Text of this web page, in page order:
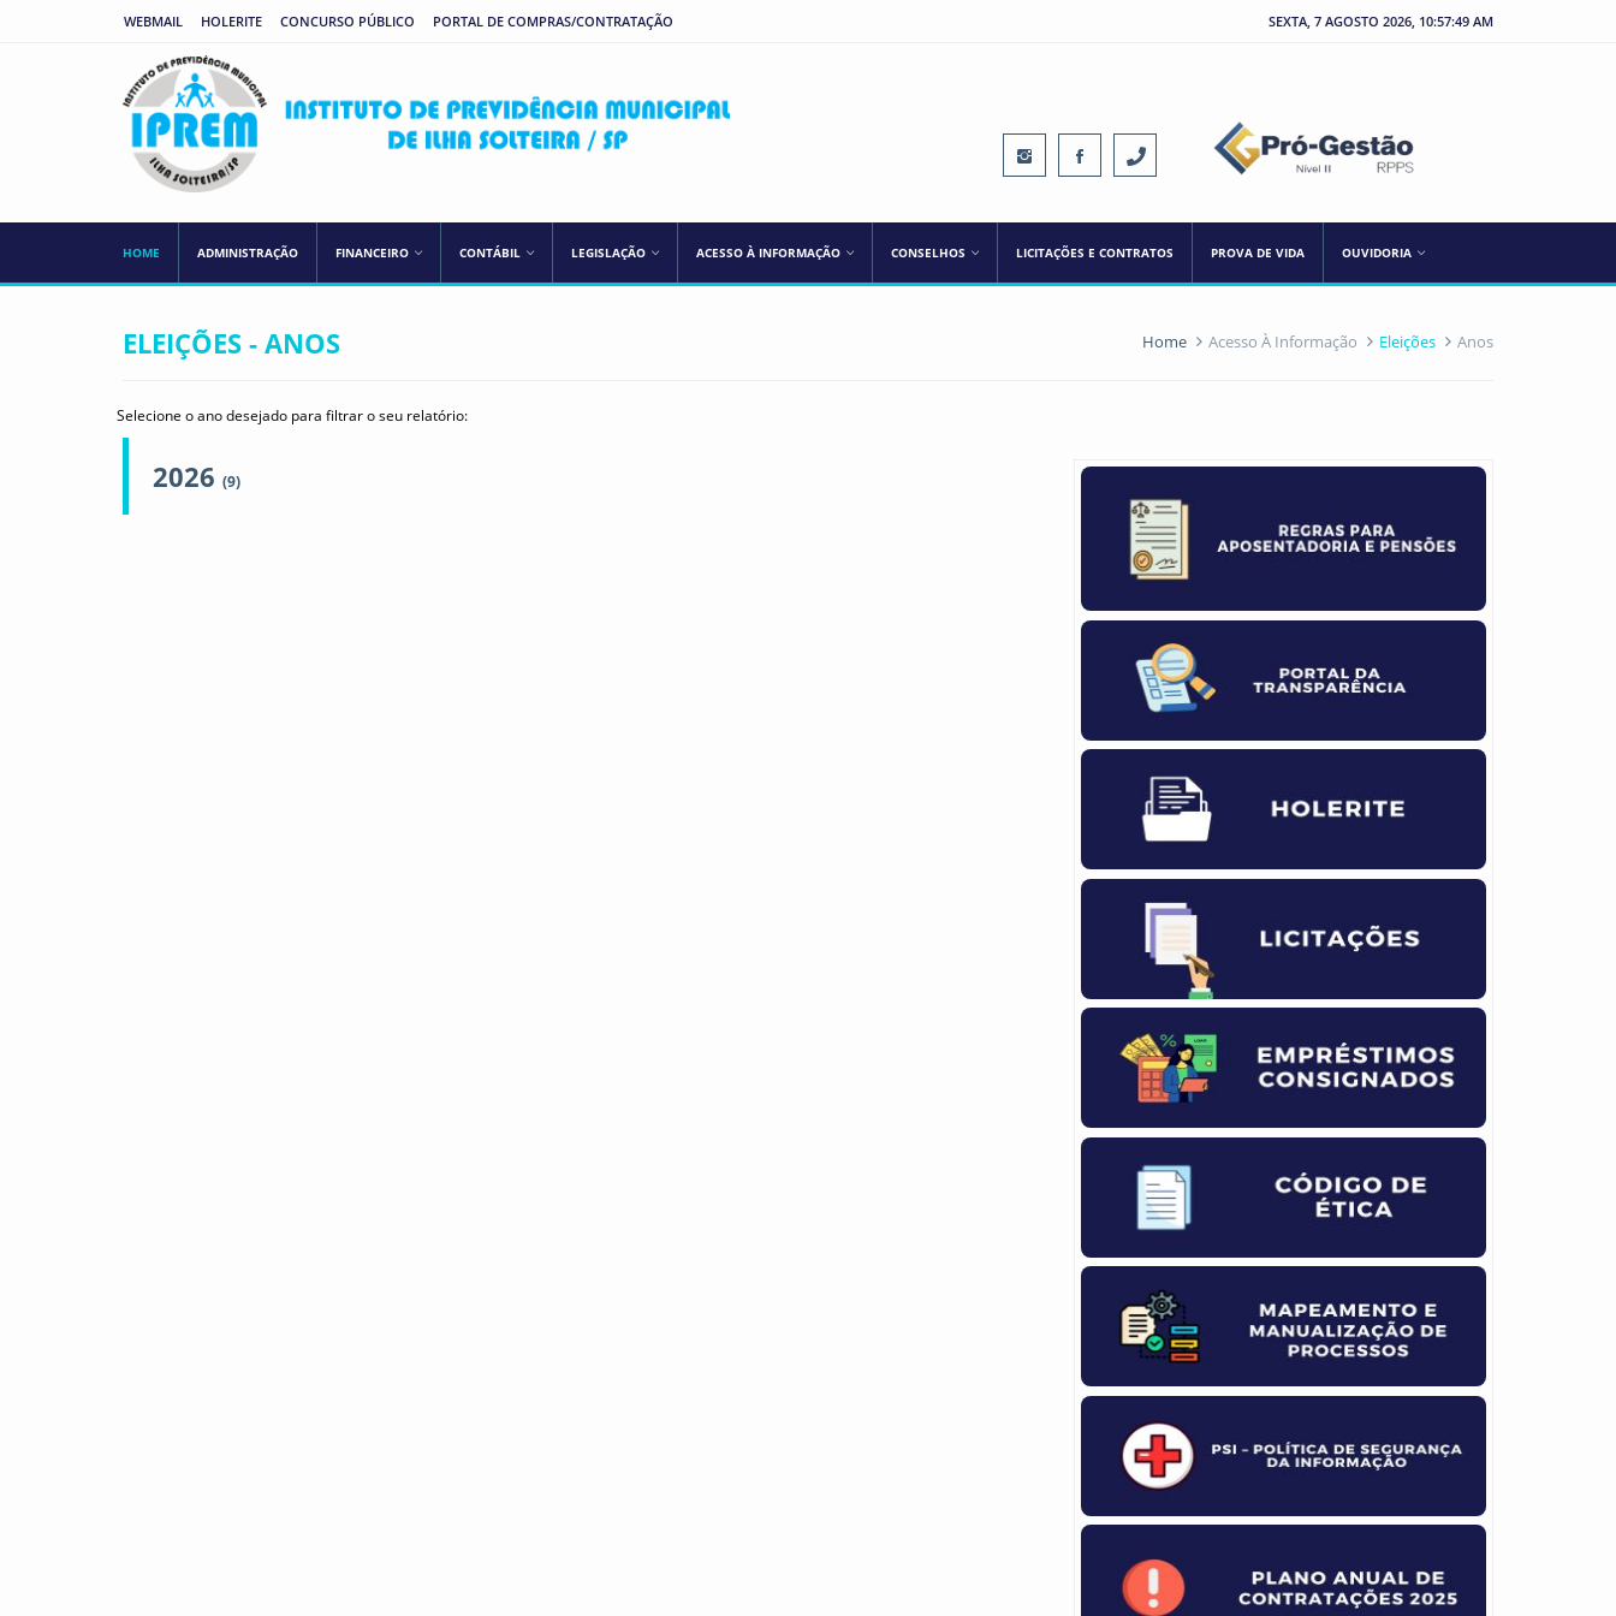
WEBMAIL HOLERITE CONCURSO PÚBLICO PORTAL DE COMPRAS/CONTRATAÇÃO SEXTA, 7 AGOSTO 2026, 10:57:49 AM
HOME ADMINISTRAÇÃO FINANCEIRO CONTÁBIL LEGISLAÇÃO ACESSO À INFORMAÇÃO CONSELHOS LICITAÇÕES E CONTRATOS PROVA DE VIDA OUVIDORIA
ELEIÇÕES - ANOS Home Acesso À Informação Eleições Anos
Selecione o ano desejado para filtrar o seu relatório:
2026 (9)